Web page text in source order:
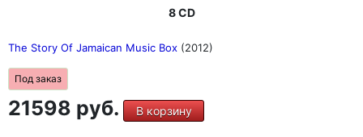
8 CD
The Story Of Jamaican Music Box (2012)
Под заказ
21598 руб. В корзину